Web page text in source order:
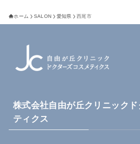
ホーム SALON 愛知県 西尾市
株式会社自由が丘クリニック
ティクス